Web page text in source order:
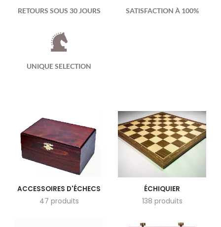
RETOURS SOUS 30 JOURS SATISFACTION À 100%
UNIQUE SELECTION
ACCESSOIRES D'ÉCHECS
47 produits
ÉCHIQUIER
138 produits